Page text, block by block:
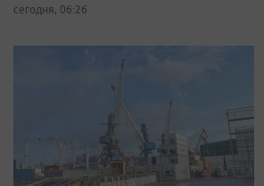
сегодня, 06:26